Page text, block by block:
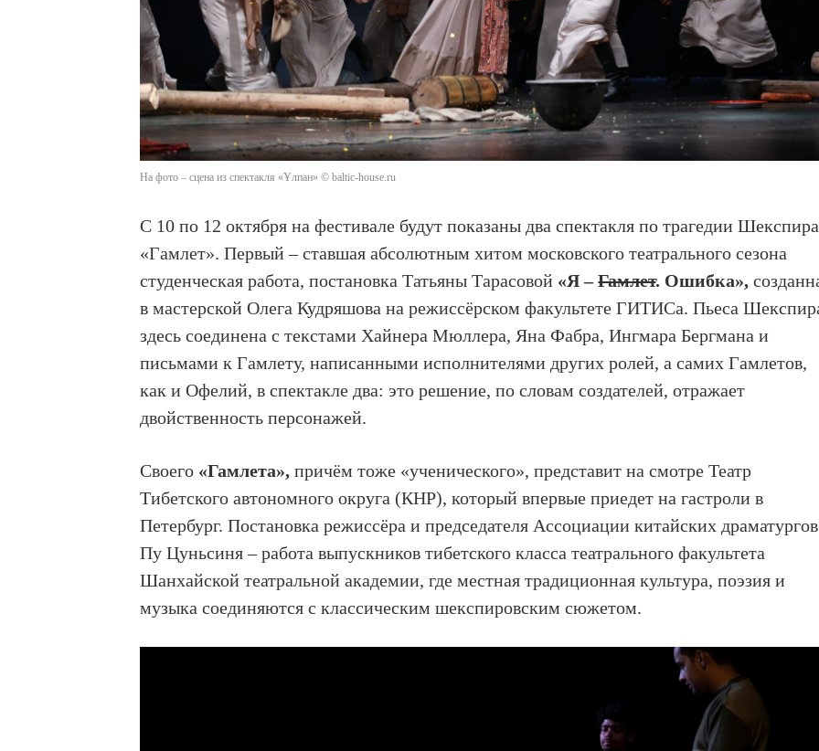
На фото – сцена из спектакля «Ұлпан» © baltic-house.ru
С 10 по 12 октября на фестивале будут показаны два спектакля по трагедии Шекспира
«Гамлет». Первый – ставшая абсолютным хитом московского театрального сезона
студенческая работа, постановка Татьяны Тарасовой «Я –Гамлет. Ошибка»,
в мастерской Олега Кудряшова на режиссёрском факультете ГИТИСа. Пьеса
здесь соединена с текстами Хайнера Мюллера, Яна Фабра, Ингмара Бергмана и
письмами к Гамлету, написанными исполнителями других ролей, а самих Гамлетов,
как и Офелий, в спектакле два: это решение, по словам создателей, отражает
двойственность персонажей.
Своего «Гамлета», причём тоже «ученического», представит на смотре Театр
Тибетского автономного округа (КНР), который впервые приедет на гастроли в
Петербург. Постановка режиссёра и председателя Ассоциации китайских драматургов
Пу Цуньсиня – работа выпускников тибетского класса театрального факультета
Шанхайской театральной академии, где местная традиционная культура, поэзия и
музыка соединяются с классическим шекспировским сюжетом.